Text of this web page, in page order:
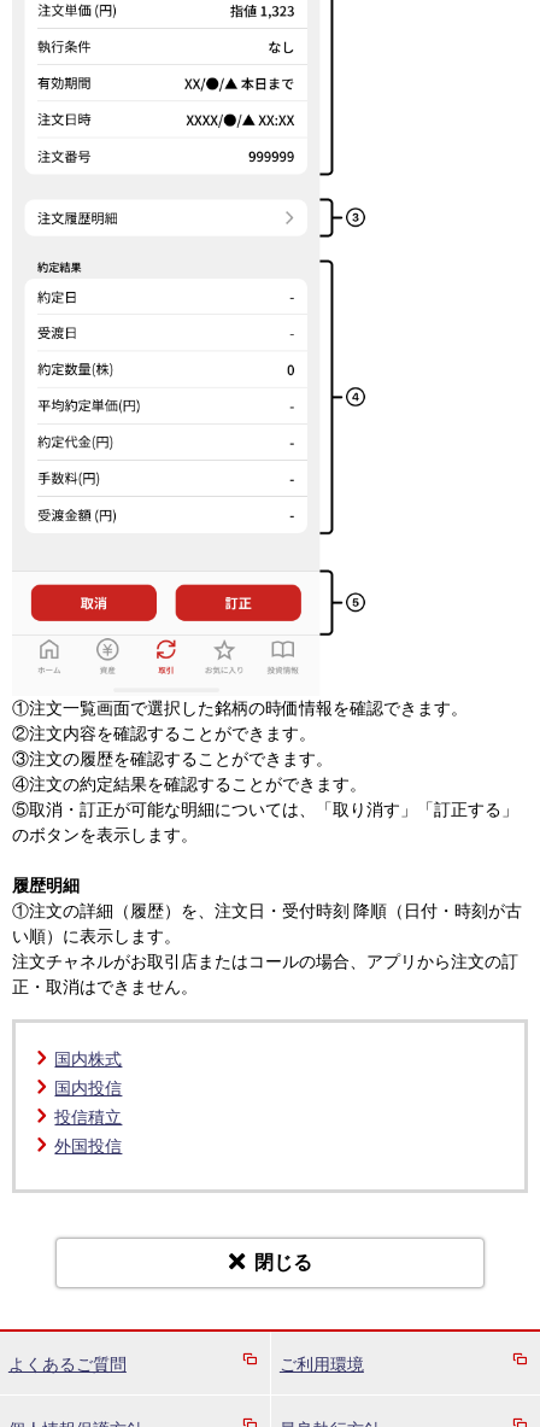
①注文一覧画面で選択した銘柄の時価情報を確認できます。
②注文内容を確認することができます。
③注文の履歴を確認することができます。
④注文の約定結果を確認することができます。
⑤取消・訂正が可能な明細については、「取り消す」「訂正する」
のボタンを表示します。
履歴明細
①注文の詳細（履歴）を、注文日・受付時刻 降順（日付・時刻が古
い順）に表示します。
注文チャネルがお取引店またはコールの場合、アプリから注文の訂
正・取消はできません。
国内株式
国内投信
投信積立
外国投信
閉じる
よくあるご質問 ご利用環境